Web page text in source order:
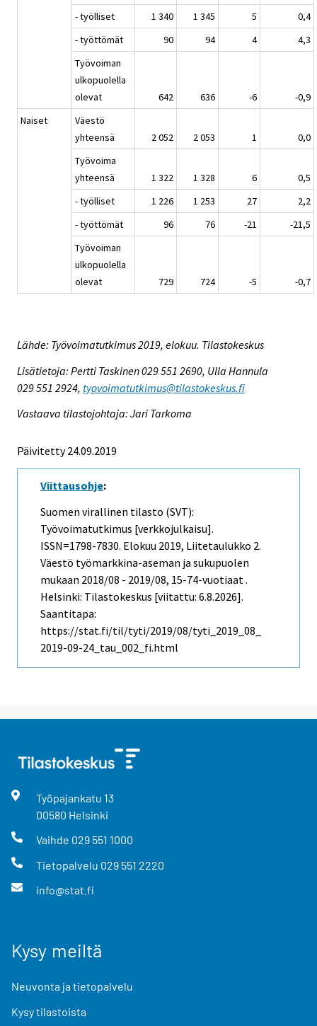
- työlliset
1 340 1 345 5
0,4
- työttömät
90 94 4
4,3
Työvoiman
ulkopuolella
olevat
642 636 -6
-0,9
Naiset
Väestö
yhteensä
2 052 2 053 1
0,0
Työvoima
yhteensä
1 322 1 328 6
0,5
- työlliset
1 226 1 253 27
2,2
- työttömät
96 76 -21
-21,5
Työvoiman
ulkopuolella
olevat
729 724 -5 -0,7
Lähde: Työvoimatutkimus 2019, elokuu. Tilastokeskus
Lisätietoja: Pertti Taskinen 029 551 2690, Ulla Hannula
029 551 2924, tyovoimatutkimus@tilastokeskus.fi
Vastaava tilastojohtaja: Jari Tarkoma
Päivitetty 24.09.2019
Viittausohje:
Suomen virallinen tilasto (SVT):
Työvoimatutkimus [verkkojulkaisu].
ISSN=1798-7830. Elokuu 2019, Liitetaulukko 2.
Väestö työmarkkina-aseman ja sukupuolen
mukaan 2018/08 - 2019/08, 15-74-vuotiaat .
Helsinki: Tilastokeskus [viitattu: 6.8.2026].
Saantitapa:
https://stat.fi/til/tyti/2019/08/tyti_2019_08_
2019-09-24_tau_002_fi.html
Työpajankatu 13
00580 Helsinki
Vaihde 029 551 1000
Tietopalvelu 029 551 2220
info@stat.fi
Kysy meiltä
Neuvonta ja tietopalvelu
Kysy tilastoista